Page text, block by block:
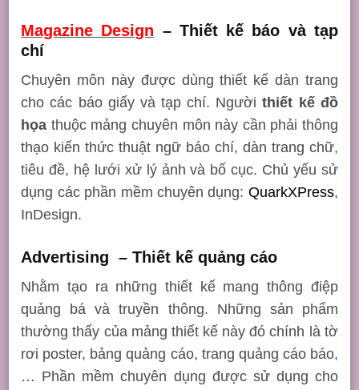
Magazine Design – Thiết kế báo và tạp
chí
Chuyên môn này được dùng thiết kế dàn trang
cho các báo giấy và tạp chí. Ngườithiết kế đồ
họa thuộc mảng chuyên môn này cần phải thông
thạo kiến thức thuật ngữ báo chí, dàn trang chữ,
tiêu đề, hệ lưới xử lý ảnh và bố cục. Chủ yếu sử
dụng các phần mềm chuyên dụng: QuarkXPress,
InDesign.
Advertising – Thiết kế quảng cáo
Nhằm tạo ra những thiết kế mang thông điệp
quảng bá và truyền thông. Những sản phẩm
thường thấy của mảng thiết kế này đó chính là tờ
rơi poster, bảng quảng cáo, trang quảng cáo báo,
… Phần mềm chuyên dụng được sử dụng cho